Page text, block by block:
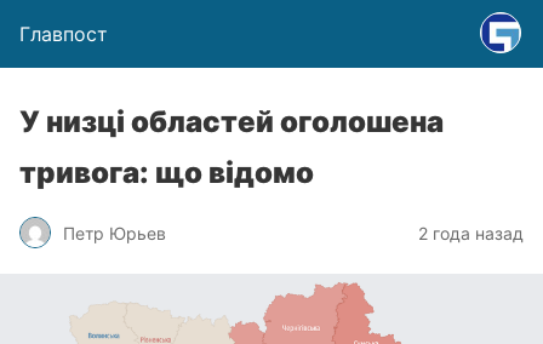
Главпост
У низці областей оголошена
тривога: що відомо
Петр Юрьев 2 года назад